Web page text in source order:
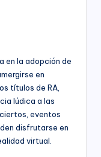
en la adopción de
en
títulos de RA,
lúdica a las
eventos
disfrutarse en
virtual.